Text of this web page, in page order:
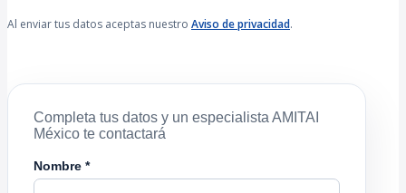
Al enviar tus datos aceptas nuestro Aviso de privacidad.